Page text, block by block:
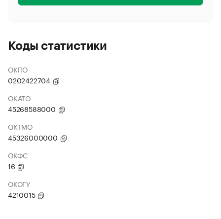
Коды статистики
ОКПО
0202422704
ОКАТО
45268588000
ОКТМО
45326000000
ОКФС
16
ОКОГУ
4210015